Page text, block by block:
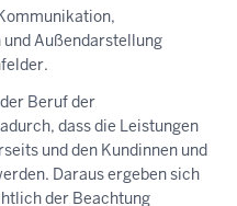
Außendarstellung
Beruf der
dass die Leistungen
und den Kundinnen und
Daraus ergeben sich
der Beachtung